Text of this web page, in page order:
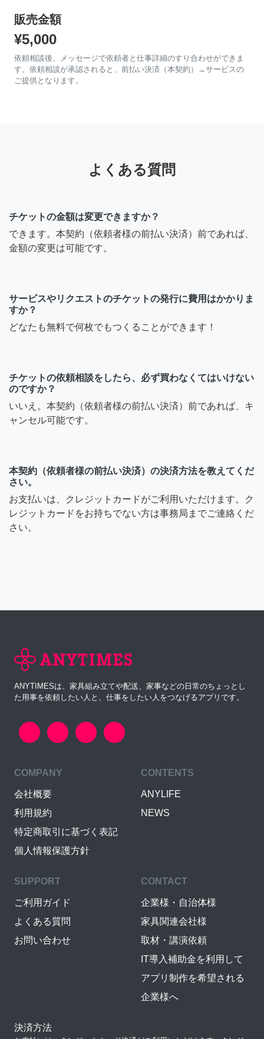
販売金額
¥5,000
依頼相談後、メッセージで依頼者と仕事詳細のすり合わせができま
す。依頼相談が承認されると、前払い決済（本契約）→サービスの
ご提供となります。
よくある質問
チケットの金額は変更できますか？
できます。本契約（依頼者様の前払い決済）前であれば、
金額の変更は可能です。
サービスやリクエストのチケットの発行に費用はかかりま
すか？
どなたも無料で何枚でもつくることができます！
チケットの依頼相談をしたら、必ず買わなくてはいけない
のですか？
いいえ。本契約（依頼者様の前払い決済）前であれば、キ
ャンセル可能です。
本契約（依頼者様の前払い決済）の決済方法を教えてくだ
さい。
お支払いは、クレジットカードがご利用いただけます。ク
レジットカードをお持ちでない方は事務局までご連絡くだ
さい。
ANYTIMESは、家具組み立てや配送、家事などの日常のちょっとし
た用事を依頼したい人と、仕事をしたい人をつなげるアプリです。
COMPANY
会社概要
利用規約
特定商取引に基づく表記
個人情報保護方針
CONTENTS
ANYLIFE
NEWS
SUPPORT
ご利用ガイド
よくある質問
お問い合わせ
CONTACT
企業様・自治体様
家具関連会社様
取材・講演依頼
IT導入補助金を利用して
アプリ制作を希望される
企業様へ
決済方法